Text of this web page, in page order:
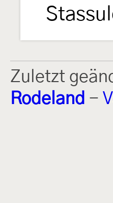
Zuletzt
Rodeland -